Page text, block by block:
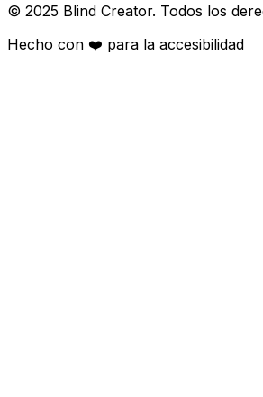
© 2025 Blind Creator. Todos los
Hecho con ❤️ para la accesibilidad